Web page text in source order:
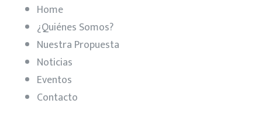
Home
¿Quiénes Somos?
Nuestra Propuesta
Noticias
Eventos
Contacto